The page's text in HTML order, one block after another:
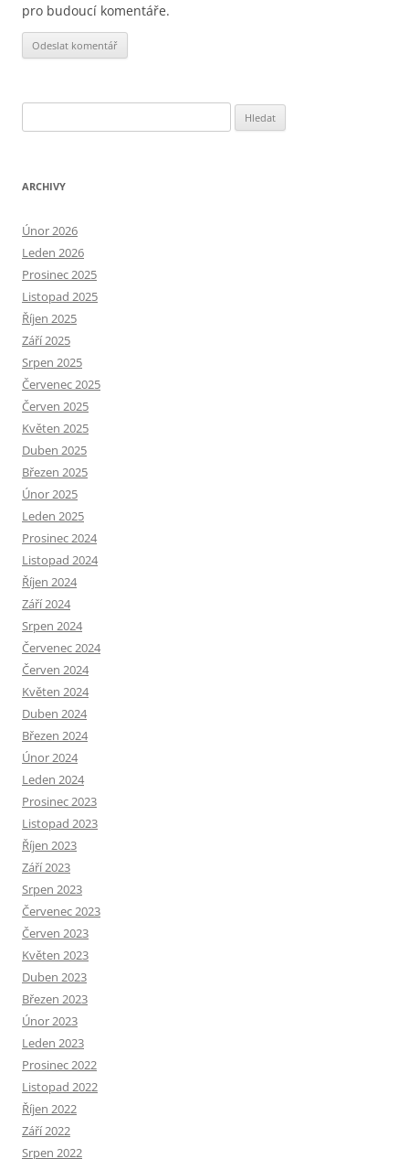
pro budoucí komentáře.
ARCHIVY
Únor 2026
Leden 2026
Prosinec 2025
Listopad 2025
Říjen 2025
Září 2025
Srpen 2025
Červenec 2025
Červen 2025
Květen 2025
Duben 2025
Březen 2025
Únor 2025
Leden 2025
Prosinec 2024
Listopad 2024
Říjen 2024
Září 2024
Srpen 2024
Červenec 2024
Červen 2024
Květen 2024
Duben 2024
Březen 2024
Únor 2024
Leden 2024
Prosinec 2023
Listopad 2023
Říjen 2023
Září 2023
Srpen 2023
Červenec 2023
Červen 2023
Květen 2023
Duben 2023
Březen 2023
Únor 2023
Leden 2023
Prosinec 2022
Listopad 2022
Říjen 2022
Září 2022
Srpen 2022